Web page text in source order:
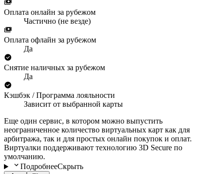
Оплата онлайн за рубежом
Частично (не везде)
Оплата офлайн за рубежом
Да
Снятие наличных за рубежом
Да
Кэшбэк / Программа лояльности
Зависит от выбранной карты
Еще один сервис, в котором можно выпустить
неограниченное количество виртуальных карт как для
арбитража, так и для простых онлайн покупок и оплат.
Виртуалки поддерживают технологию 3D Secure по
умолчанию.
ПодробнееСкрыть